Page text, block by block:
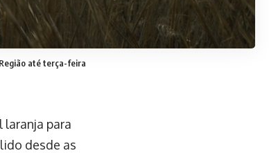
até terça-feira
para
desde as